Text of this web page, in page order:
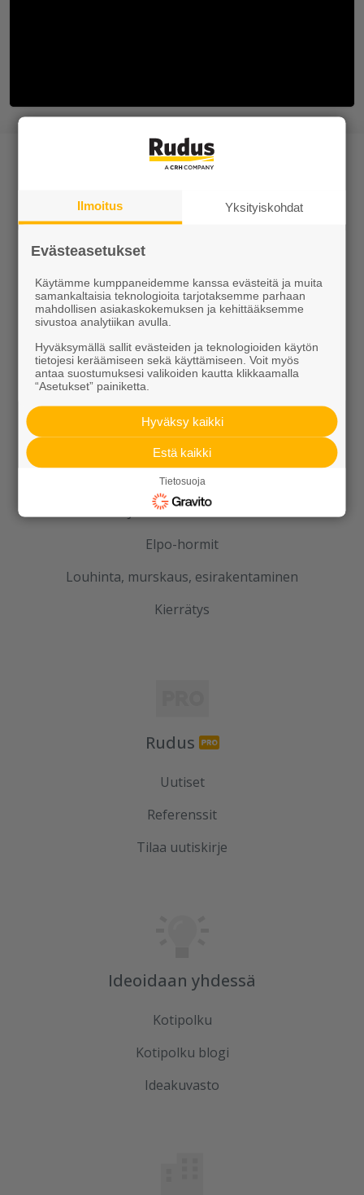
KEVEÄ tuotteet
Kiviainekset
Pihakivet ja maisematuotteet
Betoni
Kaivot ja putket
Infraelementit
Porraselementit
Julkisivuelementit
Elpo-hormit
Louhinta, murskaus, esirakentaminen
Kierrätys
Rudus
Uutiset
Referenssit
Tilaa uutiskirje
Ideoidaan yhdessä
Kotipolku
Kotipolku blogi
Ideakuvasto
Ilmoitus Yksityiskohdat
Evästeasetukset
Käytämme kumppaneidemme kanssa evästeitä ja muita
samankaltaisia teknologioita tarjotaksemme parhaan
mahdollisen asiakaskokemuksen ja kehittääksemme
sivustoa analytiikan avulla.
Hyväksymällä sallit evästeiden ja teknologioiden käytön
tietojesi keräämiseen sekä käyttämiseen. Voit myös
antaa suostumuksesi valikoiden kautta klikkaamalla
“Asetukset” painiketta.
Hyväksy kaikki
Estä kaikki
Tietosuoja